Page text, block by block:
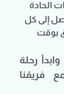
الحادة
إلى كل
بوقت
وابدأ رحلة
فريقنا